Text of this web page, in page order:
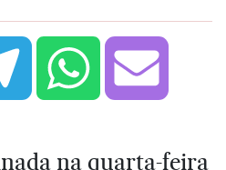
na quarta-feira